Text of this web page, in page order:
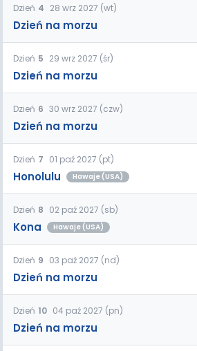
Dzień 4 28 wrz 2027 (wt)
Dzień na morzu
Dzień 5 29 wrz 2027 (śr)
Dzień na morzu
Dzień 6 30 wrz 2027 (czw)
Dzień na morzu
Dzień 7 01 paź 2027 (pt)
Honolulu Hawaje (USA)
Dzień 8 02 paź 2027 (sb)
Kona Hawaje (USA)
Dzień 9 03 paź 2027 (nd)
Dzień na morzu
Dzień 10 04 paź 2027 (pn)
Dzień na morzu